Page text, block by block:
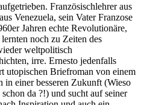
Französischlehrer aus
Venezuela, sein Vater Franzose
Jahren echte Revolutionäre,
noch zu Zeiten des
weltpolitisch
irre. Ernesto jedenfalls
utopischen Briefroman von einem
in einer besseren Zukunft (Wieso
da ?!) und sucht auf seiner